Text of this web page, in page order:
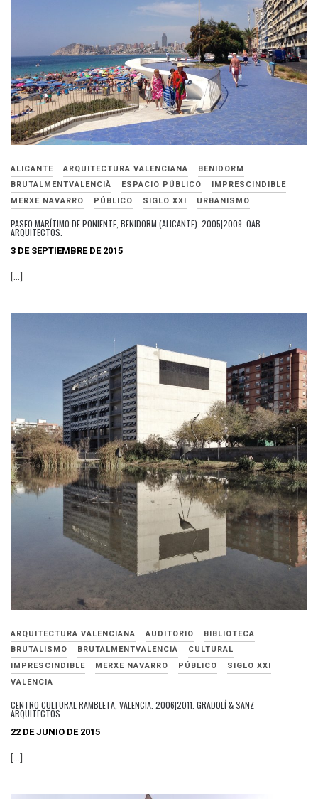
ALICANTE ARQUITECTURA VALENCIANA
BENIDORM
BRUTALMENTVALENCIÀ
ESPACIO PÚBLICO
IMPRESCINDIBLE
MERXE NAVARRO
PÚBLICO SIGLO XXI URBANISMO
PASEO MARÍTIMO DE PONIENTE, BENIDORM (ALICANTE). 2005|2009. OAB
ARQUITECTOS.
3 DE SEPTIEMBRE DE 2015
[…]
ARQUITECTURA VALENCIANA AUDITORIO
BIBLIOTECA
BRUTALISMO
BRUTALMENTVALENCIÀ
CULTURAL
IMPRESCINDIBLE
MERXE NAVARRO PÚBLICO
SIGLO XXI
VALENCIA
CENTRO CULTURAL RAMBLETA, VALENCIA. 2006|2011. GRADOLÍ & SANZ
ARQUITECTOS.
22 DE JUNIO DE 2015
[…]